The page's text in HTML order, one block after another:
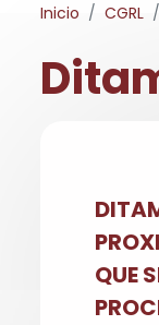
Inicio CGRL
QUE